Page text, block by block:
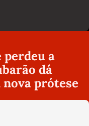
perdeu a
dá
prótese